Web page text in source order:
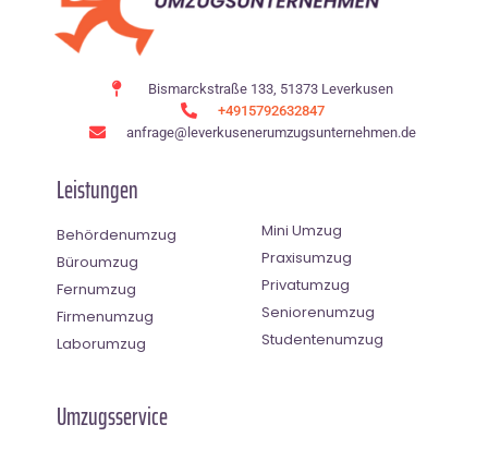
Bismarckstraße 133, 51373 Leverkusen
+4915792632847
anfrage@leverkusenerumzugsunternehmen.de
Leistungen
Behördenumzug
Büroumzug
Fernumzug
Firmenumzug
Laborumzug
Mini Umzug
Praxisumzug
Privatumzug
Seniorenumzug
Studentenumzug
Umzugsservice